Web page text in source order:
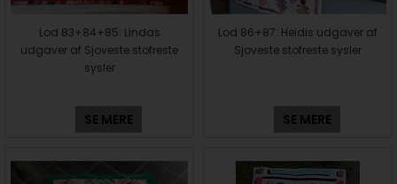
Lod 83+84+85: Lindas
udgaver af Sjoveste stofreste
sysler
SE MERE
Lod 86+87: Heidis udgaver af
Sjoveste stofreste sysler
SE MERE